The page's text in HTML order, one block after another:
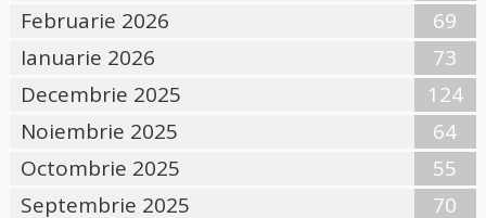
Februarie 2026
69
Ianuarie 2026
73
Decembrie 2025
124
Noiembrie 2025
64
Octombrie 2025
55
Septembrie 2025
70